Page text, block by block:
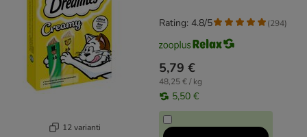
12 varianti
5,79 €
48,25 € / kg
5,50 €
Rating: 4.8/5 (294)